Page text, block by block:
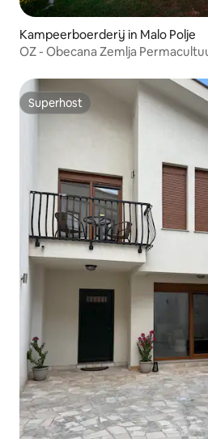
Kampeerboerderij in Malo Polje
OZ - Obecana Zemlja
Superhost
Superhost